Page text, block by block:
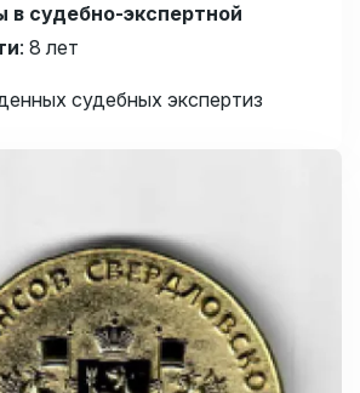
в судебно-экспертной
: 8 лет
судебных экспертиз